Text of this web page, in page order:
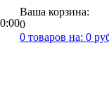
Ваша корзина:
0
0 товаров на: 0